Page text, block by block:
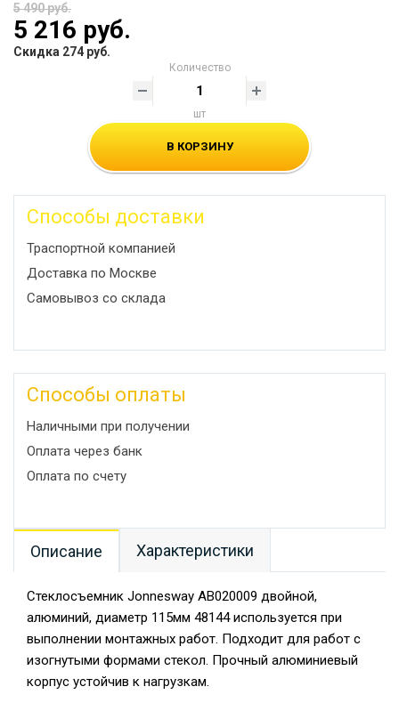
5 490 руб.
5 216 руб.
Скидка 274 руб.
Количество
шт
В КОРЗИНУ
Способы доставки
Траспортной компанией
Доставка по Москве
Самовывоз со склада
Способы оплаты
Наличными при получении
Оплата через банк
Оплата по счету
Описание Характеристики
Стеклосъемник Jonnesway AB020009 двойной,
алюминий, диаметр 115мм 48144 используется при
выполнении монтажных работ. Подходит для работ с
изогнутыми формами стекол. Прочный алюминиевый
корпус устойчив к нагрузкам.